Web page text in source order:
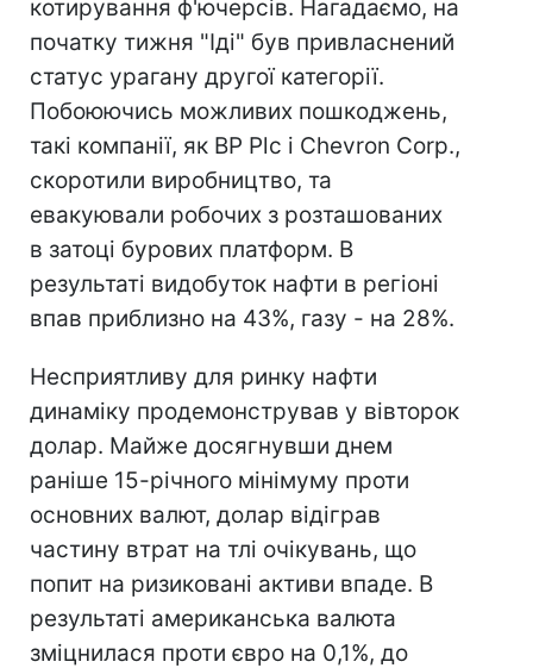
котирування ф'ючерсів. Нагадаємо, на
початку тижня "Іді" був привласнений
статус урагану другої категорії.
Побоюючись можливих пошкоджень,
такі компанії, як BP Plc і Chevron Corp.,
скоротили виробництво, та
евакуювали робочих з розташованих
в затоці бурових платформ. В
результаті видобуток нафти в регіоні
впав приблизно на 43%, газу - на 28%.
Несприятливу для ринку нафти
динаміку продемонстрував у вівторок
долар. Майже досягнувши днем
раніше 15-річного мінімуму проти
основних валют, долар відіграв
частину втрат на тлі очікувань, що
попит на ризиковані активи впаде. В
результаті американська валюта
зміцнилася проти євро на 0,1%, до